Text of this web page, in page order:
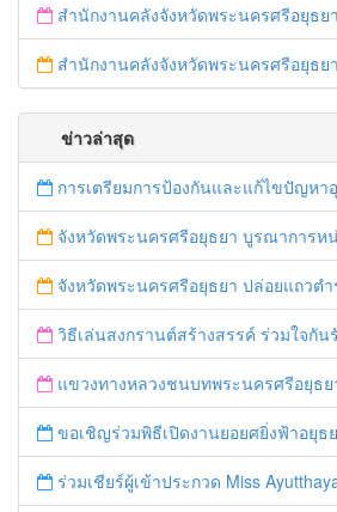
สำนักงานคลังจังหวัดพระนครศรีอยุธยา พร้อมบุคลากรสำนักงานคลังจังหวัดพระนครศรีอยุธยา เข้าร่วมกิจกรรมเฉลิมพระเกียรติฯ “อนุรัก
สำนักงานคลังจังหวัดพระนครศรีอยุธยา จัดโครงการอบรม “เสริมสร้างความเข้าใจเกี่ยวกับระเบียบกระทรวงการคลังว่าด้วยเงินทดรองราชการเพื่อช่วยเหลือผู้
ข่าวล่าสุด
การเตรียมการป้องกันและแก้ไขปัญหาอุท
จังหวัดพระนครศรีอยุธยา บูรณาการหน่วยงานที่เกี่ยวข้อง ลงพื้นที่จัดระเบียบและดำเนินมาตรการตามบทลงโทษสูงสุดกับผู้ประกอบการร้านค้าที่ยังฝ่าฝืนตั้งร้านค้ารุกล้ำเขตพื้นที่ทางหลวง เตรี
จังหวัดพระนครศรีอยุธยา ปล่อยแถวตำรวจ ทหาร ฝ่ายปกครอง กว่า 100 นาย ตรวจเข้มท่ารถสาธารณะ สถานีขนส่งรถโดยสาร วินรถตู้ และสถานีร
วิธีเล่นสงกรานต์สร้างสรรค์ ร่วมใจกัน
แขวงทางหลวงชนบทพระนครศรีอยุธยา "ร่วมรณรงค์ ขับช้า เปิดไฟหน้า คาดเข็มขัด" เทศก
ขอเชิญร่วมพิธีเปิดงานยอยศยิ่งฟ้าอยุธยา
ร่วมเชียร์ผู้เข้าประกวด Miss Ayutthaya ในวันที่ 15 ธั